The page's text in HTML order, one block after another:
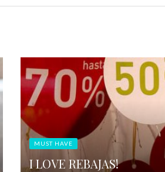
MUST HAVE
I LOVE REBAJAS!